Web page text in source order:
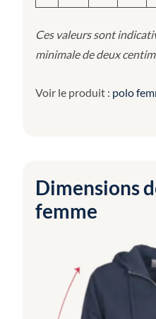
Ces valeurs sont
minimale de deux
Voir le produit : polo
Dimensions
femme